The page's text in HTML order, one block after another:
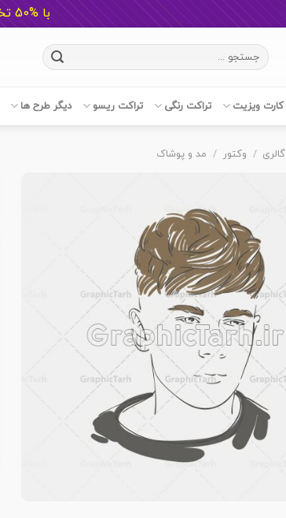
با %50 تخفیف اشتراک بخر
جستجو
برای:
کارت ویزیت تراکت رنگی تراکت ریسو دیگر طرح ها
گالری / وکتور / مد و پوشاک